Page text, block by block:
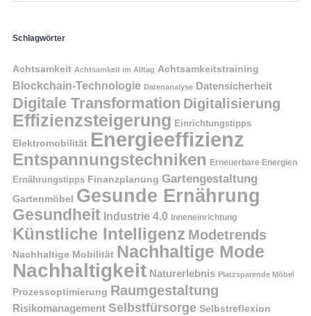
Schlagwörter
Achtsamkeit Achtsamkeit im Alltag Achtsamkeitstraining
Blockchain-Technologie Datenanalyse Datensicherheit
Digitale Transformation Digitalisierung
Effizienzsteigerung Einrichtungstipps
Elektromobilität Energieeffizienz
Entspannungstechniken Erneuerbare Energien
Ernährungstipps Finanzplanung Gartengestaltung
Gartenmöbel Gesunde Ernährung
Gesundheit Industrie 4.0 Inneneinrichtung
Künstliche Intelligenz Modetrends
Nachhaltige Mobilität Nachhaltige Mode
Nachhaltigkeit Naturerlebnis Platzsparende Möbel
Prozessoptimierung Raumgestaltung
Risikomanagement Selbstfürsorge Selbstreflexion